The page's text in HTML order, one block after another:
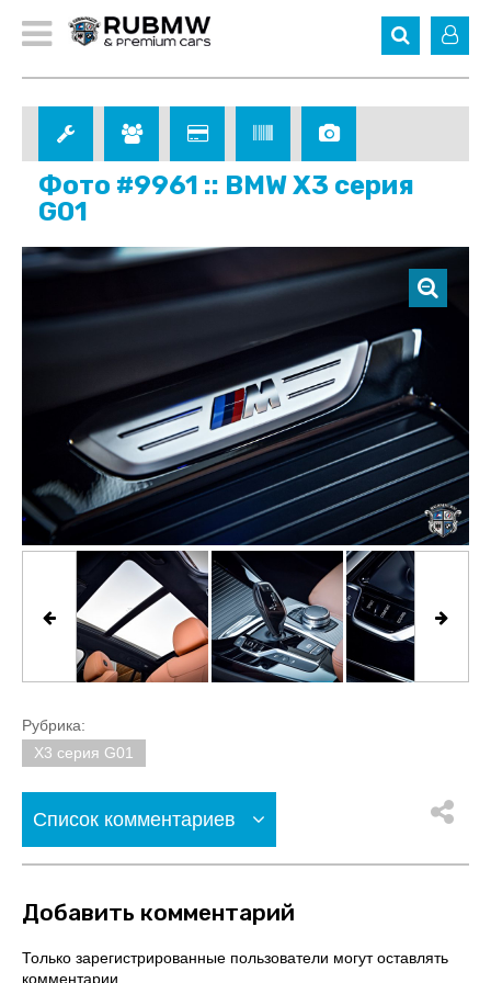
Фото #9961 :: BMW X3 серия
G01
Рубрика:
X3 серия G01
Список комментариев
Добавить комментарий
Только зарегистрированные пользователи могут оставлять
комментарии.